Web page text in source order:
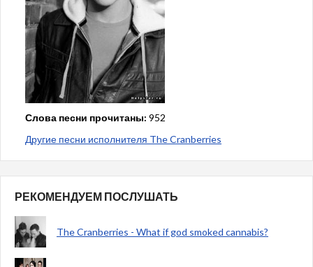
Слова песни прочитаны: 952
Другие песни исполнителя The Cranberries
РЕКОМЕНДУЕМ ПОСЛУШАТЬ
The Cranberries - What if god smoked cannabis?